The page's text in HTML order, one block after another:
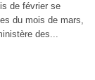
de février se
du mois de mars,
des...